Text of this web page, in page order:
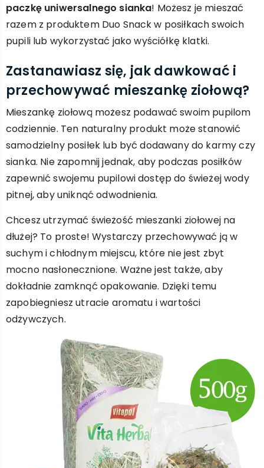
paczkę uniwersalnego sianka! Możesz je mieszać
razem z produktem Duo Snack w posiłkach swoich
pupili lub wykorzystać jako wyściółkę klatki.
Zastanawiasz się, jak dawkować i
przechowywać mieszankę ziołową?
Mieszankę ziołową możesz podawać swoim pupilom
codziennie. Ten naturalny produkt może stanowić
samodzielny posiłek lub być dodawany do karmy czy
sianka. Nie zapomnij jednak, aby podczas posiłków
zapewnić swojemu pupilowi dostęp do świeżej wody
pitnej, aby uniknąć odwodnienia.
Chcesz utrzymać świeżość mieszanki ziołowej na
dłużej? To proste! Wystarczy przechowywać ją w
suchym i chłodnym miejscu, które nie jest zbyt
mocno nasłonecznione. Ważne jest także, aby
dokładnie zamknąć opakowanie. Dzięki temu
zapobiegniesz utracie aromatu i wartości
odżywczych.